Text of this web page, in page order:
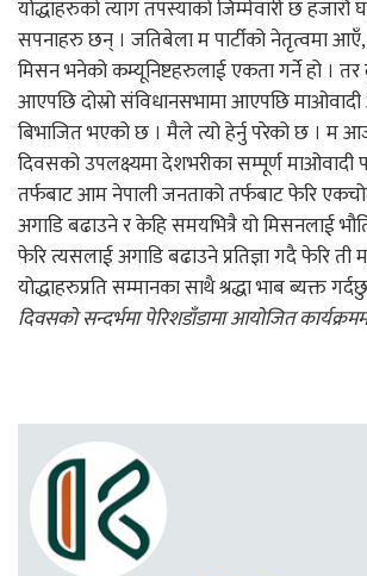
योद्धाहरुको त्याग तपस्याको जिम्मेवारी छ
सपनाहरु छन् । जतिबेला म पार्टीको नेतृत्वमा
मिसन भनेको कम्यूनिष्टहरुलाई एकता गर्ने हो । तर
आएपछि दोस्रो संविधानसभामा आएपछि
बिभाजित भएको छ । मैले त्यो हेर्नु परेको छ । म
दिवसको उपलक्ष्यमा देशभरीका सम्पूर्ण माओवादी
तर्फबाट आम नेपाली जनताको तर्फबाट फेरि
अगाडि बढाउने र केहि समयभित्रै यो मिसनलाई
फेरि त्यसलाई अगाडि बढाउने प्रतिज्ञा गदै फेरि ती
योद्धाहरुप्रति सम्मानका साथै श्रद्धा भाब ब्यक्त
दिवसको सन्दर्भमा पेरिशडाँडामा आयोजित